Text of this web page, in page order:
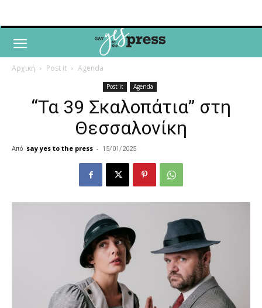
Αρχική Post it Agenda
Post it Agenda
“Τα 39 Σκαλοπάτια” στη
Θεσσαλονίκη
Από say yes to the press - 15/01/2025